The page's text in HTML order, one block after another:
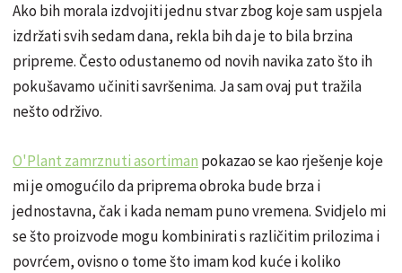
Ako bih morala izdvojiti jednu stvar zbog koje sam uspjela
izdržati svih sedam dana, rekla bih da je to bila brzina
pripreme. Često odustanemo od novih navika zato što ih
pokušavamo učiniti savršenima. Ja sam ovaj put tražila
nešto održivo.
O'Plant zamrznuti asortiman pokazao se kao rješenje koje
mi je omogućilo da priprema obroka bude brza i
jednostavna, čak i kada nemam puno vremena. Svidjelo mi
se što proizvode mogu kombinirati s različitim prilozima i
povrćem, ovisno o tome što imam kod kuće i koliko